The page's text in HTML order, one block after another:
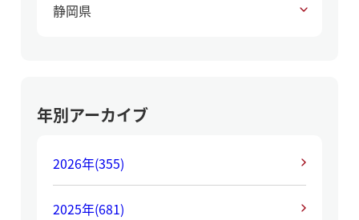
静岡県
年別アーカイブ
2026年(355)
2025年(681)